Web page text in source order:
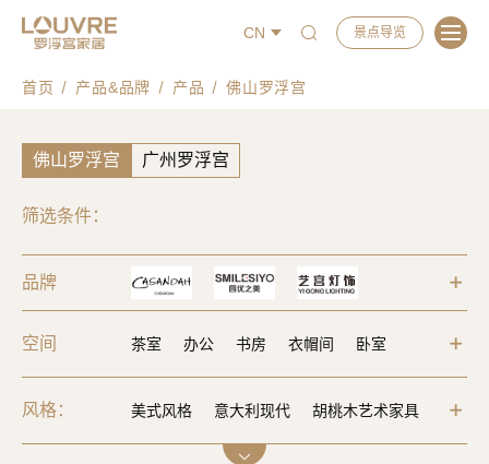
CN 景点导览
首页 产品&品牌 产品 佛山罗浮宫
佛山罗浮宫 广州罗浮宫
筛选条件：
品牌
空间 茶室 办公 书房 衣帽间 卧室
风格： 美式风格 意大利现代 胡桃木艺术家具
中式风格